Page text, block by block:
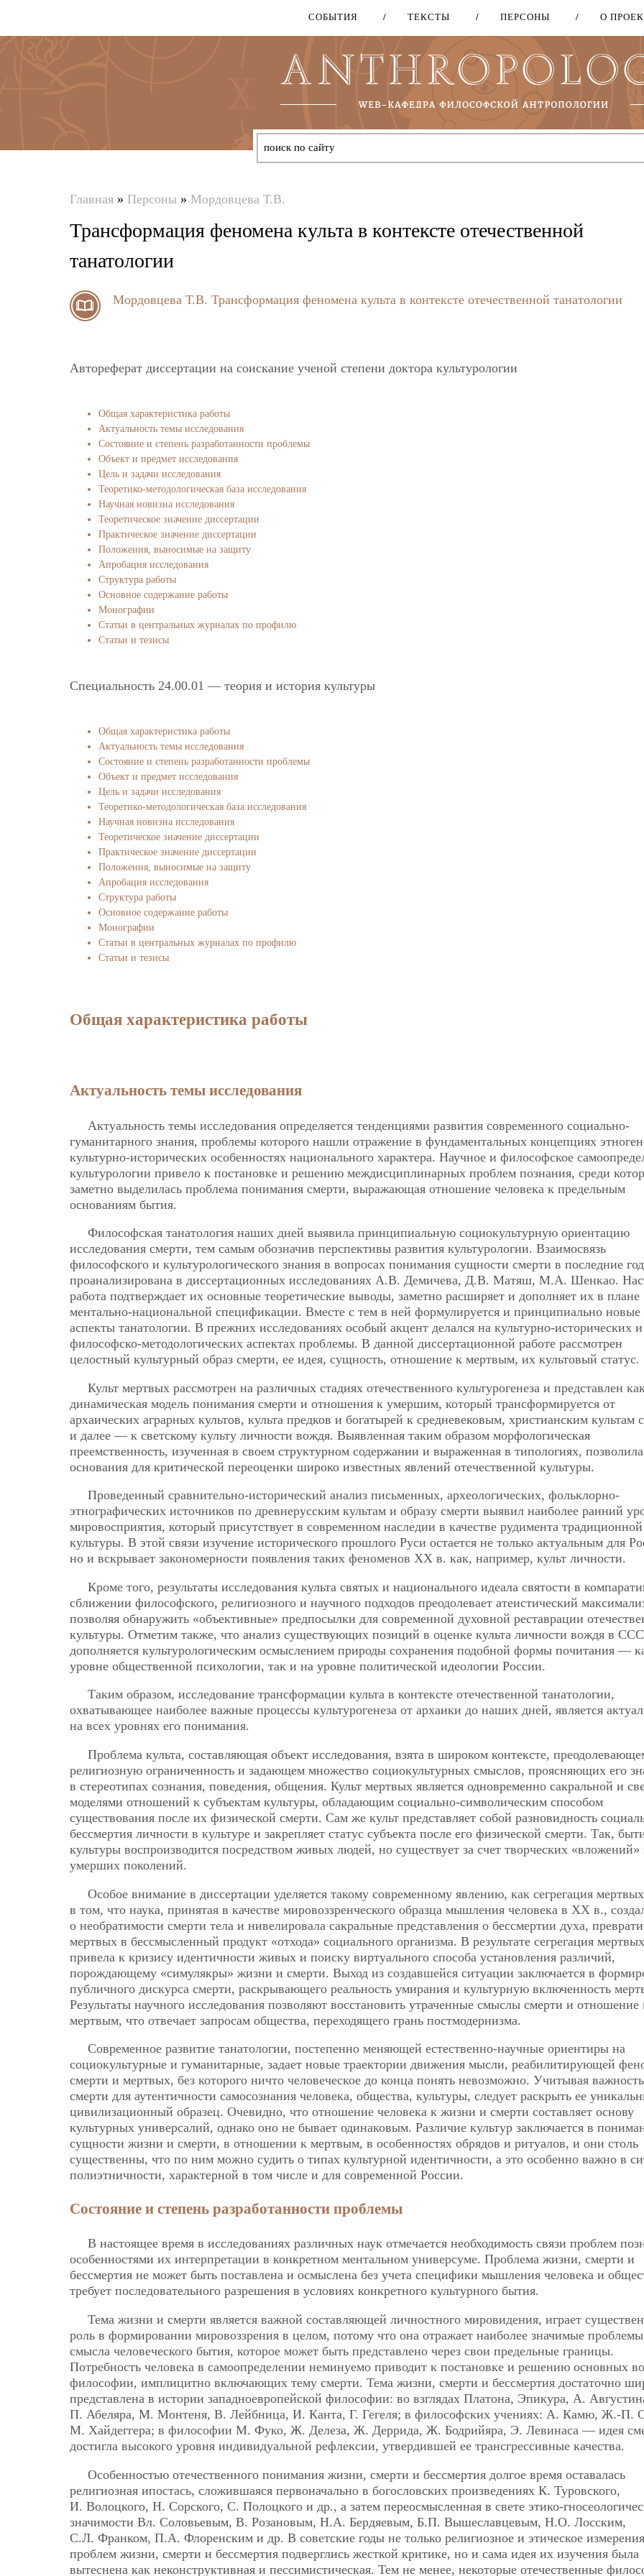
Перейти
основному
содержанию
СОБЫТИЯ ТЕКСТЫ ПЕРСОНЫ О
здесь
Главная » Персоны » Мордовцева Т.В.
Трансформация феномена культа в контексте отечественной
танатологии
Мордовцева Т.В. Трансформация феномена культа в контексте отечественной танатологии
Автореферат диссертации на соискание ученой степени доктора культурологии
Общая характеристика работы
Актуальность темы исследования
Состояние и степень разработанности проблемы
Объект и предмет исследования
Цель и задачи исследования
Теоретико-методологическая база исследования
Научная новизна исследования
Теоретическое значение диссертации
Практическое значение диссертации
Положения, выносимые на защиту
Апробация исследования
Структура работы
Основное содержание работы
Монографии
Статьи в центральных журналах по профилю
Статьи и тезисы
Специальность 24.00.01 — теория и история культуры
Общая характеристика работы
Актуальность темы исследования
Состояние и степень разработанности проблемы
Объект и предмет исследования
Цель и задачи исследования
Теоретико-методологическая база исследования
Научная новизна исследования
Теоретическое значение диссертации
Практическое значение диссертации
Положения, выносимые на защиту
Апробация исследования
Структура работы
Основное содержание работы
Монографии
Статьи в центральных журналах по профилю
Статьи и тезисы
Общая характеристика работы
Актуальность темы исследования
Актуальность темы исследования определяется тенденциями развития современного социально-
гуманитарного знания, проблемы которого нашли отражение в фундаментальных концепциях
культурно-исторических особенностях национального характера. Научное и философское
культурологии привело к постановке и решению междисциплинарных проблем познания, среди
заметно выделилась проблема понимания смерти, выражающая отношение человека к предельным
основаниям бытия.
Философская танатология наших дней выявила принципиальную социокультурную ориентацию
исследования смерти, тем самым обозначив перспективы развития культурологии. Взаимосвязь
философского и культурологического знания в вопросах понимания сущности смерти в последние
проанализирована в диссертационных исследованиях А.В. Демичева, Д.В. Матяш, М.А. Шенкао.
работа подтверждает их основные теоретические выводы, заметно расширяет и дополняет их в плане
ментально-национальной спецификации. Вместе с тем в ней формулируется и принципиально новые
аспекты танатологии. В прежних исследованиях особый акцент делался на культурно-исторических и
философско-методологических аспектах проблемы. В данной диссертационной работе рассмотрен
целостный культурный образ смерти, ее идея, сущность, отношение к мертвым, их культовый статус.
Культ мертвых рассмотрен на различных стадиях отечественного культурогенеза и представлен как
динамическая модель понимания смерти и отношения к умершим, который трансформируется от
архаических аграрных культов, культа предков и богатырей к средневековым, христианским культам
и далее — к светскому культу личности вождя. Выявленная таким образом морфологическая
преемственность, изученная в своем структурном содержании и выраженная в типологиях, позволила
основания для критической переоценки широко известных явлений отечественной культуры.
Проведенный сравнительно-исторический анализ письменных, археологических, фольклорно-
этнографических источников по древнерусским культам и образу смерти выявил наиболее ранний
мировосприятия, который присутствует в современном наследии в качестве рудимента традиционной
культуры. В этой связи изучение исторического прошлого Руси остается не только актуальным для
но и вскрывает закономерности появления таких феноменов ХХ в. как, например, культ личности.
Кроме того, результаты исследования культа святых и национального идеала святости в
сближении философского, религиозного и научного подходов преодолевает атеистический
позволяя обнаружить «объективные» предпосылки для современной духовной реставрации
культуры. Отметим также, что анализ существующих позиций в оценке культа личности вождя в
дополняется культурологическим осмыслением природы сохранения подобной формы почитания —
уровне общественной психологии, так и на уровне политической идеологии России.
Таким образом, исследование трансформации культа в контексте отечественной танатологии,
охватывающее наиболее важные процессы культурогенеза от архаики до наших дней, является
на всех уровнях его понимания.
Проблема культа, составляющая объект исследования, взята в широком контексте,
религиозную ограниченность и задающем множество социокультурных смыслов, проясняющих его
в стереотипах сознания, поведения, общения. Культ мертвых является одновременно сакральной и
моделями отношений к субъектам культуры, обладающим социально-символическим способом
существования после их физической смерти. Сам же культ представляет собой разновидность
бессмертия личности в культуре и закрепляет статус субъекта после его физической смерти. Так,
культуры воспроизводится посредством живых людей, но существует за счет творческих
умерших поколений.
Особое внимание в диссертации уделяется такому современному явлению, как сегрегация
в том, что наука, принятая в качестве мировоззренческого образца мышления человека в ХХ в.,
о необратимости смерти тела и нивелировала сакральные представления о бессмертии духа,
мертвых в бессмысленный продукт «отхода» социального организма. В результате сегрегация мертвых
привела к кризису идентичности живых и поиску виртуального способа установления различий,
порождающему «симулякры» жизни и смерти. Выход из создавшейся ситуации заключается в
публичного дискурса смерти, раскрывающего реальность умирания и культурную включенность
Результаты научного исследования позволяют восстановить утраченные смыслы смерти и отношение
мертвым, что отвечает запросам общества, переходящего грань постмодернизма.
Современное развитие танатологии, постепенно меняющей естественно-научные ориентиры на
социокультурные и гуманитарные, задает новые траектории движения мысли, реабилитирующей
смерти и мертвых, без которого ничто человеческое до конца понять невозможно. Учитывая
смерти для аутентичности самосознания человека, общества, культуры, следует раскрыть ее
цивилизационный образец. Очевидно, что отношение человека к жизни и смерти составляет основу
культурных универсалий, однако оно не бывает одинаковым. Различие культур заключается в
сущности жизни и смерти, в отношении к мертвым, в особенностях обрядов и ритуалов, и они столь
существенны, что по ним можно судить о типах культурной идентичности, а это особенно важно в
полиэтничности, характерной в том числе и для современной России.
Состояние и степень разработанности проблемы
В настоящее время в исследованиях различных наук отмечается необходимость связи проблем
особенностями их интерпретации в конкретном ментальном универсуме. Проблема жизни, смерти и
бессмертия не может быть поставлена и осмыслена без учета специфики мышления человека и
требует последовательного разрешения в условиях конкретного культурного бытия.
Тема жизни и смерти является важной составляющей личностного мировидения, играет
роль в формировании мировоззрения в целом, потому что она отражает наиболее значимые проблемы
смысла человеческого бытия, которое может быть представлено через свои предельные границы.
Потребность человека в самоопределении неминуемо приводит к постановке и решению основных
философии, имплицитно включающих тему смерти. Тема жизни, смерти и бессмертия достаточно
представлена в истории западноевропейской философии: во взглядах Платона, Эпикура, А.
П. Абеляра, М. Монтеня, В. Лейбница, И. Канта, Г. Гегеля; в философских учениях: А. Камю, Ж.-П.
М. Хайдеггера; в философии М. Фуко, Ж. Делеза, Ж. Деррида, Ж. Бодрийяра, Э. Левинаса — идея
достигла высокого уровня индивидуальной рефлексии, утвердившей ее трансгрессивные качества.
Особенностью отечественного понимания жизни, смерти и бессмертия долгое время оставалась
религиозная ипостась, сложившаяся первоначально в богословских произведениях К. Туровского,
И. Волоцкого, Н. Сорского, С. Полоцкого и др., а затем переосмысленная в свете этико-
значимости Вл. Соловьевым, В. Розановым, Н.А. Бердяевым, Б.П. Вышеславцевым, Н.О. Лосским,
С.Л. Франком, П.А. Флоренским и др. В советские годы не только религиозное и этическое измерения
проблем жизни, смерти и бессмертия подверглись жесткой критике, но и сама идея их изучения была
вытеснена как неконструктивная и пессимистическая. Тем не менее, некоторые отечественные